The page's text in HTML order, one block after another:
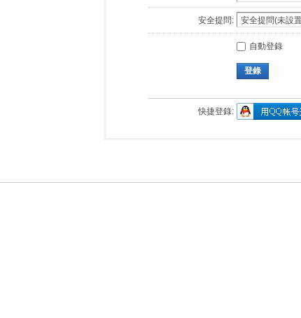
安全提問:
自動登錄
登錄
快捷登錄: